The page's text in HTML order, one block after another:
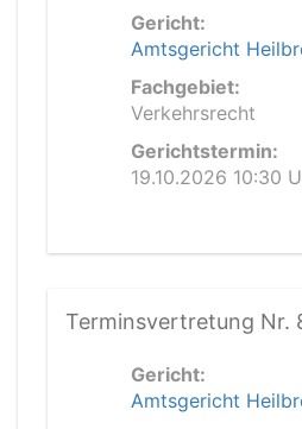
Gericht:
Amtsgericht
Fachgebiet:
Verkehrsrecht
Gerichtstermin:
19.10.2026 10:30
Terminsvertretung Nr.
Gericht:
Amtsgericht